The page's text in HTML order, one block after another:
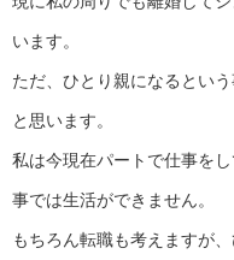
います。
ただ、ひとり親になるとい
と思います。
私は今現在パートで仕事を
事では生活ができません。
もちろん転職も考えますが